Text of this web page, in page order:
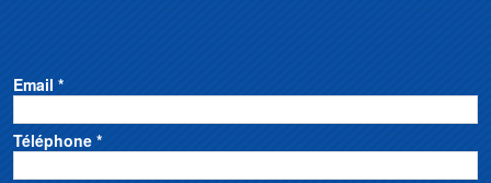
Email *
Téléphone *